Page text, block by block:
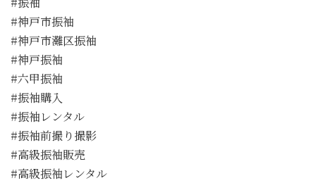
#神戸市振袖
#神戸市灘区振袖
#神戸振袖
#六甲振袖
#振袖購入
#振袖レンタル
#振袖前撮り撮影
#高級振袖販売
#高級振袖レンタル